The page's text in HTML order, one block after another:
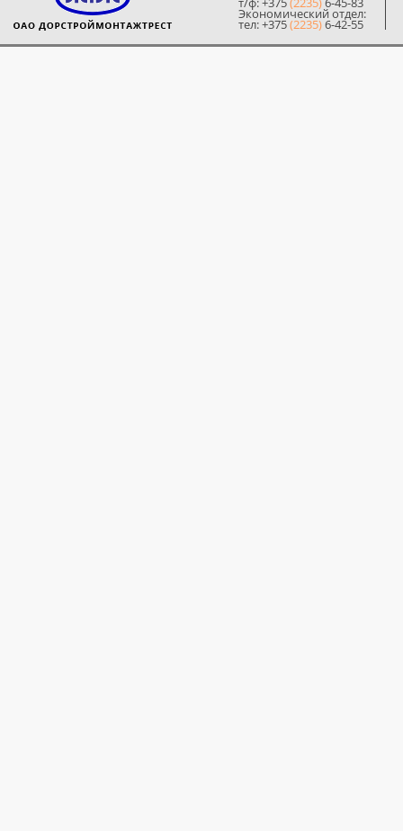
Экономический отдел:
тел: +375(2235)6-42-55